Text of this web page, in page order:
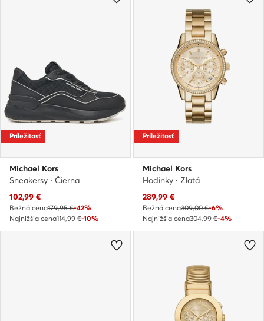
Príležitosť
Michael Kors
Sneakersy · Čierna
Aktuálna cena
102,99 €
Bežná cena179,95 €-42%
Najnižšia cena114,99 €-10%
Príležitosť
Michael Kors
Hodinky · Zlatá
Aktuálna cena
289,99 €
Bežná cena309,00 €-6%
Najnižšia cena304,99 €-4%